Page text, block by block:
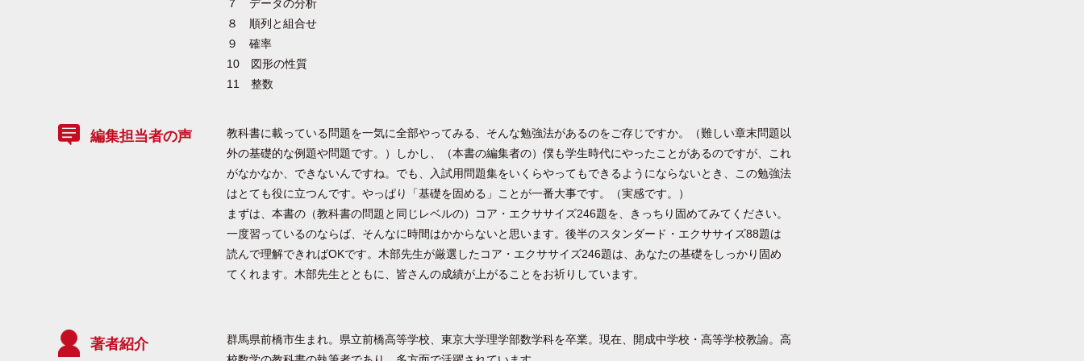
７ データの分析
８ 順列と組合せ
９ 確率
10 図形の性質
11 整数
編集担当者の声
教科書に載っている問題を一気に全部やってみる、そんな勉強法があるのをご存じですか。（難しい章末問題以
外の基礎的な例題や問題です。）しかし、（本書の編集者の）僕も学生時代にやったことがあるのですが、これ
がなかなか、できないんですね。でも、入試用問題集をいくらやってもできるようにならないとき、この勉強法
はとても役に立つんです。やっぱり「基礎を固める」ことが一番大事です。（実感です。）
まずは、本書の（教科書の問題と同じレベルの）コア・エクササイズ246題を、きっちり固めてみてください。
一度習っているのならば、そんなに時間はかからないと思います。後半のスタンダード・エクササイズ88題は
読んで理解できればOKです。木部先生が厳選したコア・エクササイズ246題は、あなたの基礎をしっかり固め
てくれます。木部先生とともに、皆さんの成績が上がることをお祈りしています。
著者紹介
群馬県前橋市生まれ。県立前橋高等学校、東京大学理学部数学科を卒業。現在、開成中学校・高等学校教諭。高